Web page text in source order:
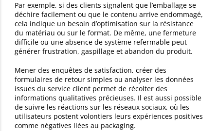
Par exemple, si des clients signalent que l’emballage se
déchire facilement ou que le contenu arrive endommagé,
cela indique un besoin d’optimisation sur la résistance
du matériau ou sur le format. De même, une fermeture
difficile ou une absence de système refermable peut
générer frustration, gaspillage et abandon du produit.
Mener des enquêtes de satisfaction, créer des
formulaires de retour simples ou analyser les données
issues du service client permet de récolter des
informations qualitatives précieuses. Il est aussi possible
de suivre les réactions sur les réseaux sociaux, où les
utilisateurs postent volontiers leurs expériences positives
comme négatives liées au packaging.